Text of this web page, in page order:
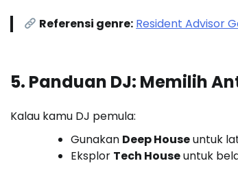
Referensi genre: Resident Advisor
5. Panduan DJ: Memilih
Kalau kamu DJ pemula:
Gunakan Deep Houseuntuk
Eksplor Tech Houseuntuk